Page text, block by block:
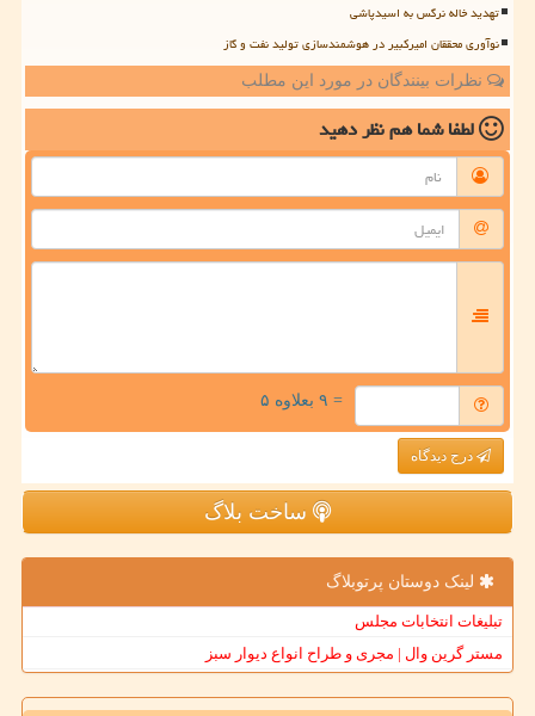
تهدید خاله نرگس به اسیدپاشی
نوآوری محققان امیرکبیر در هوشمندسازی تولید نفت و گاز
نظرات بینندگان در مورد این مطلب
لطفا شما همنظر دهید
= ۹ بعلاوه ۵
درج دیدگاه
ساخت بلاگ
لینک دوستان پرتوبلاگ
تبلیغات انتخابات مجلس
مستر گرین وال | مجری و طراح انواع دیوار سبز